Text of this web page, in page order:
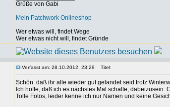
Grüße von Gabi
Mein Patchwork Onlineshop
Wer etwas will, findet Wege
Wer etwas nicht will, findet Gründe
Verfasst am: 28.10.2012, 23:29 Titel:
Schön. daß ihr alle wieder gut gelandet seid trotz
Ich hoffe, daß ich es nächstes Mal schaffe, dabeizusein.
Tolle Fotos, leider kenne ich nur Namen und keine